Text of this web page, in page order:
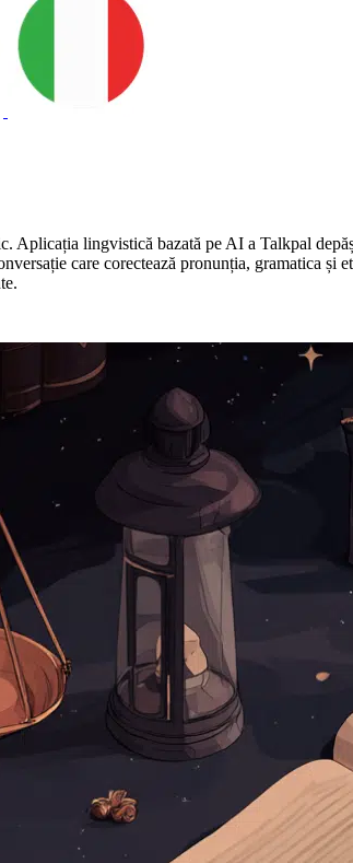
lingvistică bazată pe AI a Talkpal
care corectează pronunția, gramatica și